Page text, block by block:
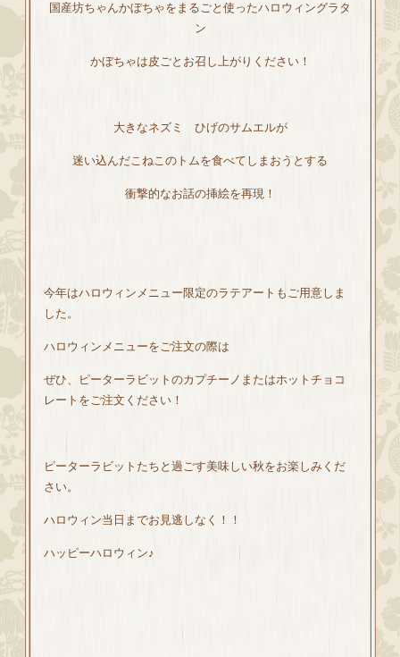
国産坊ちゃんかぼちゃをまるごと使ったハロウィングラタ
ン
かぼちゃは皮ごとお召し上がりください！
大きなネズミ ひげのサムエルが
迷い込んだこねこのトムを食べてしまおうとする
衝撃的なお話の挿絵を再現！
今年はハロウィンメニュー限定のラテアートもご用意しま
した。
ハロウィンメニューをご注文の際は
ぜひ、ピーターラビットのカプチーノまたはホットチョコ
レートをご注文ください！
ピーターラビットたちと過ごす美味しい秋をお楽しみくだ
さい。
ハロウィン当日 までお見逃しなく！！
ハッピーハロウィン♪